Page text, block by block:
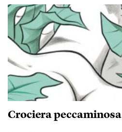
Crociera peccaminosa